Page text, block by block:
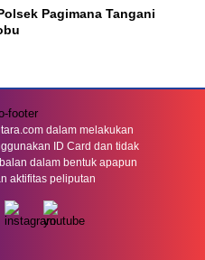
Pagimana Tangani
dalam melakukan
ID Card dan tidak
dalam bentuk apapun
aktifitas peliputan